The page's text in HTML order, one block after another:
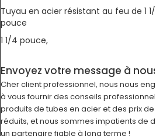
Tuyau en acier résistant au feu de 1 1/2
pouce
1 1/4 pouce,
Envoyez votre message à nous
Cher client professionnel, nous nous
à vous fournir des conseils professionnels
produits de tubes en acier et des prix de
réduits, et nous sommes impatients de
un partenaire fiable à long terme !